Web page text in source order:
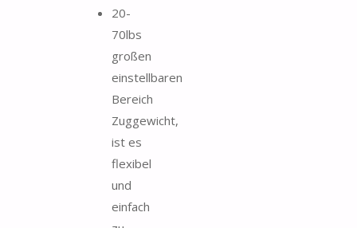
20-
70lbs
großen
einstellbaren
Bereich
Zuggewicht,
ist es
flexibel
und
einfach